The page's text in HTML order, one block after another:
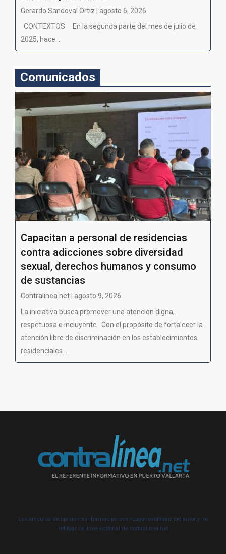
Gerardo Sandoval Ortiz | agosto 6, 2026
CONTEXTOS En la segunda parte del mes de julio de
2025, hace...
Comunicados
Capacitan a personal de residencias
contra adicciones sobre diversidad
sexual, derechos humanos y consumo
de sustancias
Contralinea net | agosto 9, 2026
La iniciativa busca promover una atención digna,
respetuosa e incluyente Con el propósito de fortalecer la
atención libre de discriminación en los establecimientos
residenciales...
Los artículos de opinión e información son responsabilidad del autor y no
reflejan la línea editorial de contralínea.net